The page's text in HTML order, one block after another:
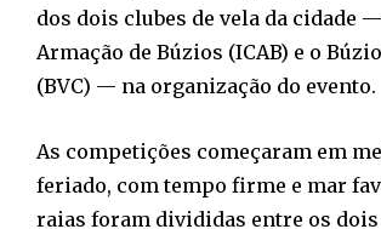
dos dois clubes de vela da cidade
Armação de Búzios (ICAB) e o
(BVC) — na organização do evento.
As competições começaram em
feriado, com tempo firme e mar
raias foram divididas entre os dois